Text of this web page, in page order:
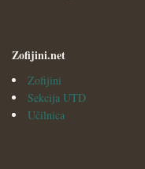
Zofijini.net
Zofijini
Sekcija UTD
Učilnica